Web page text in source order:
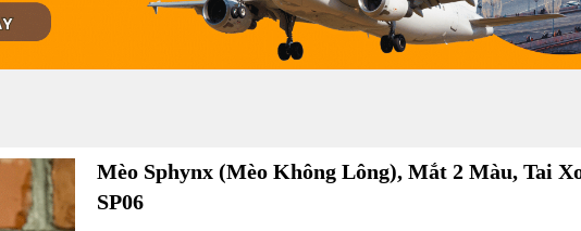
Mèo Sphynx (mèo Không Lông), Mắt 2 Màu, Tai
SP06